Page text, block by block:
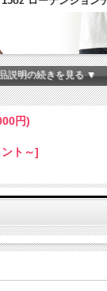
説明の続きを見る ▼
円)
ト～]